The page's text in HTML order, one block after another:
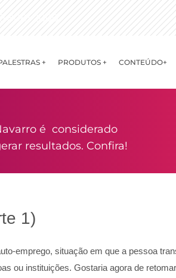
+ PRODUTOS + CONTEÚDO+
é considerado
resultados. Confira!
1)
emprego, situação em que a pessoa
ou instituições. Gostaria agora de